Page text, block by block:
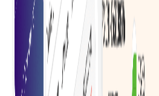
เป็นมิตรต่อสิ่งแวดล้อม